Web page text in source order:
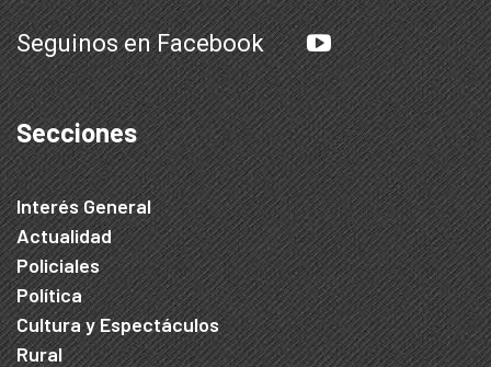
Seguinos en Facebook
Secciones
Interés General
Actualidad
Policiales
Política
Cultura y Espectáculos
Rural